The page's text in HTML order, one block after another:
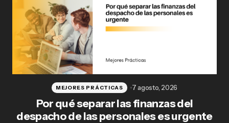
Por qué separar las finanzas del
despacho de las personales es urgente
MEJORES PRÁCTICAS 7 agosto, 2026